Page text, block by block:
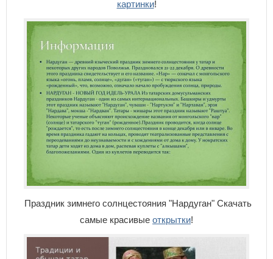
картинки!
Праздник зимнего солнцестояния "Нардуган" Скачать
самые красивые открытки!